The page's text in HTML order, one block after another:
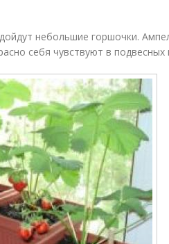
небольшие горшочки.
себя чувствуют в подвесных